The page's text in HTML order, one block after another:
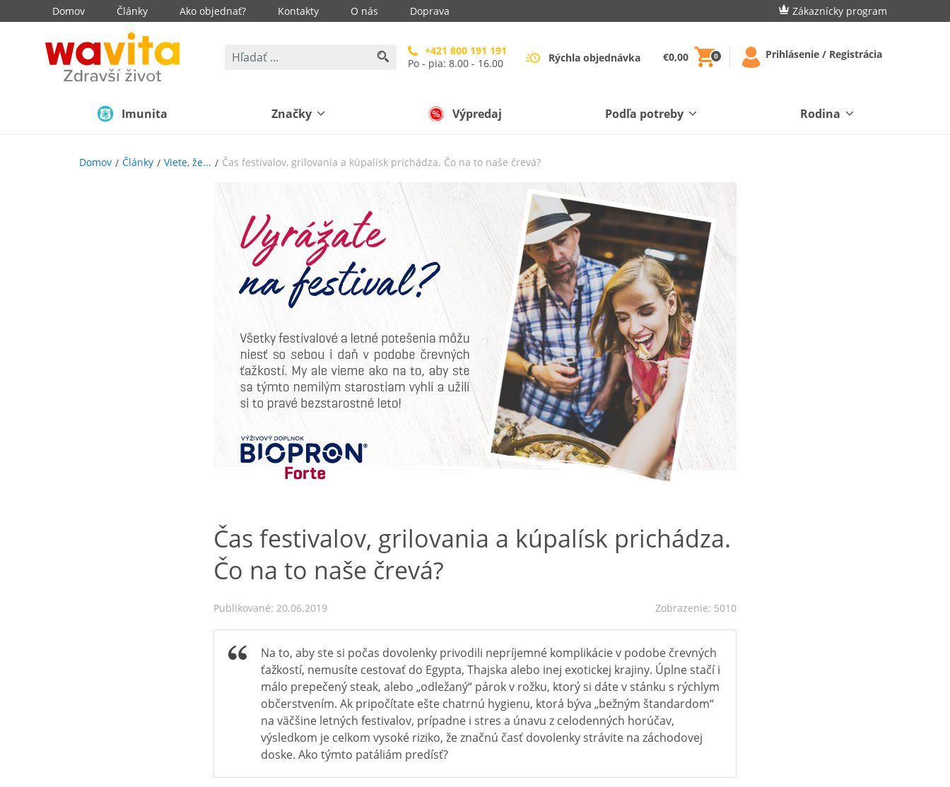
Domov Články Ako objednať? Kontakty O nás Doprava Zákaznícky program
+421 800 191 191
Po - pia: 8.00 - 16.00
Rýchla objednávka €0,00 0 Prihlásenie / Registrácia
Imunita Značky Výpredaj Podľa potreby Rodina
Domov Články Viete, že... Čas festivalov, grilovania a kúpalísk prichádza. Čo na to naše črevá?
Čas festivalov, grilovania a kúpalísk prichádza.
Čo na to naše črevá?
Publikované: 20.06.2019 Zobrazenie: 5010
Na to, aby ste si počas dovolenky privodili nepríjemné komplikácie v podobe črevných
ťažkostí, nemusíte cestovať do Egypta, Thajska alebo inej exotickej krajiny. Úplne stačí i
málo prepečený steak, alebo „odležaný“ párok v rožku, ktorý si dáte v stánku s rýchlym
občerstvením. Ak pripočítate ešte chatrnú hygienu, ktorá býva „bežným štandardom“
na väčšine letných festivalov, prípadne i stres a únavu z celodenných horúčav,
výsledkom je celkom vysoké riziko, že značnú časť dovolenky strávite na záchodovej
doske. Ako týmto patáliám predísť?